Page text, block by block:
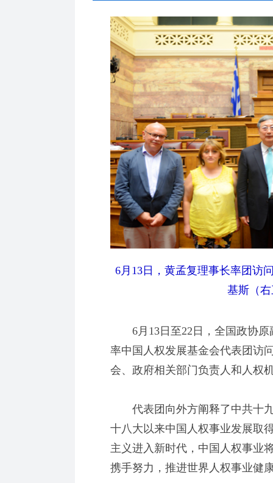
6月13日，黄孟复理事长率团访
基斯（
6月13日至22日，全国政协原
率中国人权发展基金会代表团访
会、政府相关部门负责人和人权
代表团向外方阐释了中共十九
十八大以来中国人权事业发展取
主义进入新时代，中国人权事业
携手努力，推进世界人权事业健